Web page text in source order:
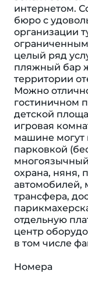
интернетом.
бюро с
организации
целый ряд
пляжный бар
территории
Можно
гостиничном
детской
игровая
машине могут
парковкой
многоязычный
охрана, няня,
автомобилей,
трансфера,
отдельную
центр
в том числе
Номера